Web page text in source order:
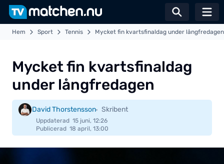
Växla
Hem Sport Tennis Mycket fin kvartsfinaldag under långfredagen
Mycket fin kvartsfinaldag
under långfredagen
David Thorstensson Skribent
Uppdaterad 15 juni, 12:26
Publicerad 18 april, 13:00